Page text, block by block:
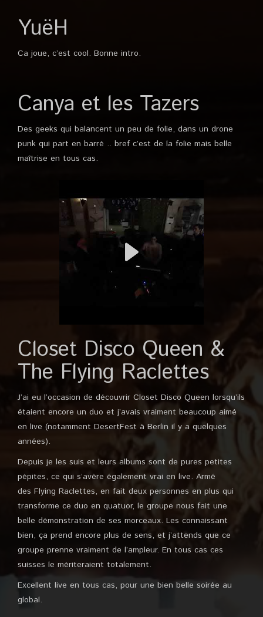
YuëH
Ca joue, c’est cool. Bonne intro.
Canya et les Tazers
Des geeks qui balancent un peu de folie, dans un drone
punk qui part en barré .. bref c’est de la folie mais belle
maîtrise en tous cas.
Closet Disco Queen &
The Flying Raclettes
J’ai eu l’occasion de découvrir Closet Disco Queen lorsqu’ils
étaient encore un duo et j’avais vraiment beaucoup aimé
en live (notamment DesertFest à Berlin il y a quelques
années).
Depuis je les suis et leurs albums sont de pures petites
pépites, ce qui s’avère également vrai en live. Armé
des Flying Raclettes, en fait deux personnes en plus qui
transforme ce duo en quatuor, le groupe nous fait une
belle démonstration de ses morceaux. Les connaissant
bien, ça prend encore plus de sens, et j’attends que ce
groupe prenne vraiment de l’ampleur. En tous cas ces
suisses le mériteraient totalement.
Excellent live en tous cas, pour une bien belle soirée au
global.